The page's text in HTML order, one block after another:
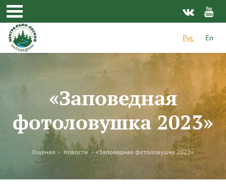
Перейти к основному содержанию
Рус
En
«Заповедная
фотоловушка 2023»
Вы здесь
Главная » Новости » «Заповедная фотоловушка 2023»